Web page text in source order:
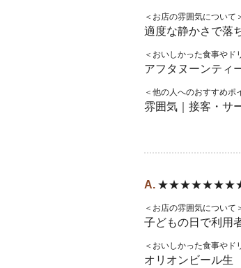
＜お店の雰囲気について
適度な静かさで落
＜おいしかった食事やド
アフタヌーンティ
＜他の人へのおすすめポ
雰囲気｜接客・サ
＜お店の雰囲気について
子どもの日で利用
＜おいしかった食事やド
オリオンビール